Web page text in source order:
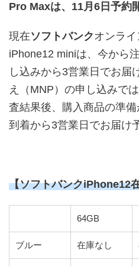
Pro Maxは、11月6日予約
現在ソフトバンクオンラ
iPhone12 miniは、今から
し込みから3営業日でお届
え（MNP）の申し込みで
査結果後、購入商品の準
到着から3営業日でお届け
【ソフトバンクiPhone12
64GB
ブルー 在庫なし